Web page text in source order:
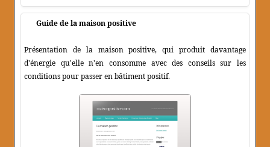
Guide de la maison positive
Présentation de la maison positive, qui produit davantage
d'énergie qu'elle n'en consomme avec des conseils sur les
conditions pour passer en bâtiment positif.